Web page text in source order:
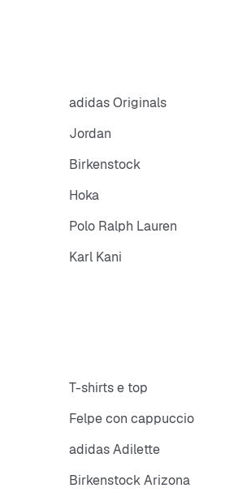
adidas Originals
Jordan
Birkenstock
Hoka
Polo Ralph Lauren
Karl Kani
T-shirts e top
Felpe con cappuccio
adidas Adilette
Birkenstock Arizona